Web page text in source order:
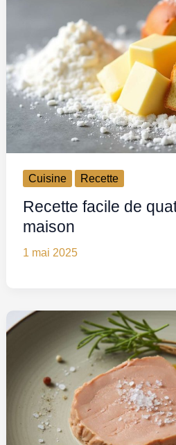
Cuisine Recette
Recette facile de
maison
1 mai 2025